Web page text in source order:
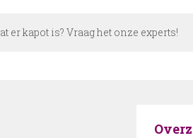
er kapot is? Vraag het onze experts!